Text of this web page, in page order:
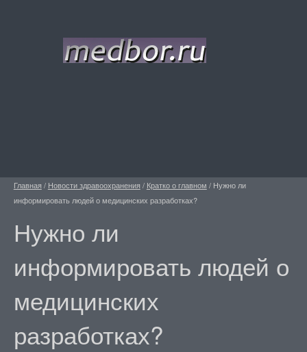
Главная / Новости здравоохранения / Кратко о главном / Нужно ли
информировать людей о медицинских разработках?
Нужно ли
информировать людей о
медицинских
разработках?